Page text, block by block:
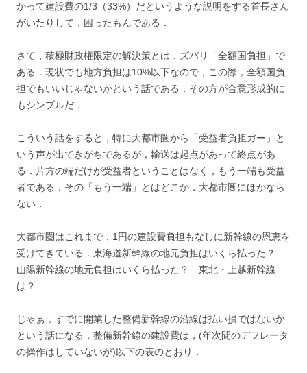
かって建設費の1/3（33%）だというような説明をする首長さん
がいたりして，困ったもんである．
さて，積極財政権限定の解決策とは，ズバリ「全額国負担」で
ある．現状でも地方負担は10%以下なので，この際，全額国負
担でもいいじゃないかという話である．その方が合意形成的に
もシンプルだ．
こういう話をすると，特に大都市圏から「受益者負担ガー」と
いう声が出てきがちであるが，輸送は起点があって終点があ
る．片方の端だけが受益者ということはなく，もう一端も受益
者である．その「もう一端」とはどこか．大都市圏にほかなら
ない．
大都市圏はこれまで，1円の建設費負担もなしに新幹線の恩恵を
受けてきている．東海道新幹線の地元負担はいくら払った？
山陽新幹線の地元負担はいくら払った？ 東北・上越新幹線
は？
じゃぁ，すでに開業した整備新幹線の沿線は払い損ではないか
という話になる．整備新幹線の建設費は，(年次間のデフレータ
の操作はしていないが)以下の表のとおり．